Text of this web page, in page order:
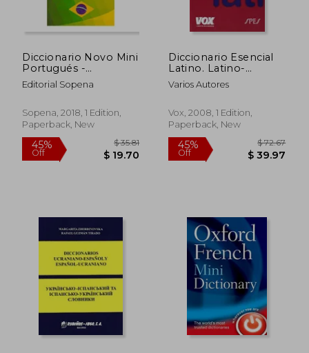
45% 50%
Off
Diccionario Novo Mini
Portugués -
Diccionario Novo Mini
Portugués (in
Editorial Sopena
Sopena, 2018, 1 Edition,
Paperback, New
Diccionario Esencial
Latino. Latino-
Español (in Spanish)
Varios Autores
Vox, 2008, 1 Edition,
Paperback, New